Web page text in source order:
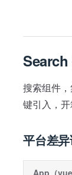
Search
搜索组件
键引入，开
平台差
App（vue